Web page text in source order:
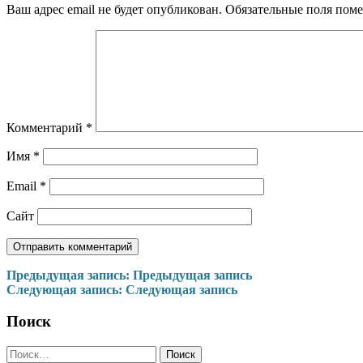
Ваш адрес email не будет опубликован. Обязательные поля
Комментарий *
Имя *
Email *
Сайт
Навигация
по
записям
Предыдущая запись: Предыдущая запись
Следующая запись: Следующая запись
Поиск
Найти: